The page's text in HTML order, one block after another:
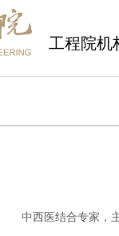
工程院机
中西医结合专家，主